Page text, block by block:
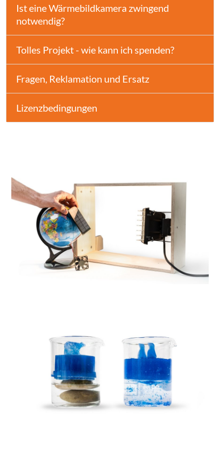
Ist eine Wärmebildkamera zwingend
notwendig?
Tolles Projekt - wie kann ich spenden?
Fragen, Reklamation und Ersatz
Lizenzbedingungen